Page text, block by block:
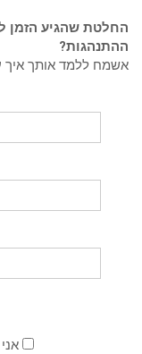
החלטת שהגיע הזמן
ההתנהגות?
אשמח ללמד אותך איך